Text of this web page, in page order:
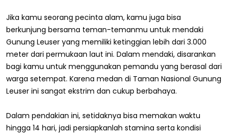
Jika kamu seorang pecinta alam, kamu juga bisa
berkunjung bersama teman-temanmu untuk mendaki
Gunung Leuser yang memiliki ketinggian lebih dari 3.000
meter dari permukaan laut ini. Dalam mendaki, disarankan
bagi kamu untuk menggunakan pemandu yang berasal dari
warga setempat. Karena medan di Taman Nasional Gunung
Leuser ini sangat ekstrim dan cukup berbahaya.
Dalam pendakian ini, setidaknya bisa memakan waktu
hingga 14 hari, jadi persiapkanlah stamina serta kondisi